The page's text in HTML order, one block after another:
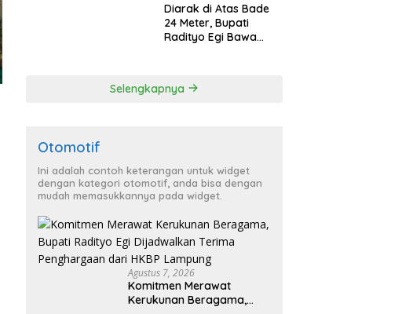
Diarak di Atas Bade
24 Meter, Bupati
Radityo Egi Bawa
pada 2027
Selengkapnya
Otomotif
Ini adalah contoh keterangan untuk widget
dengan kategori otomotif, anda bisa dengan
mudah memasukkannya pada widget.
Agustus 7, 2026
Komitmen Merawat
Kerukunan Beragama,